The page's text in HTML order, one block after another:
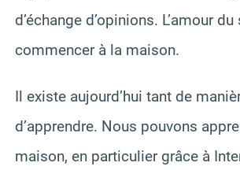
d’échange d’opinions. L’amour
commencer à la maison.
Il existe aujourd’hui tant de
d’apprendre. Nous pouvons
maison, en particulier grâce à